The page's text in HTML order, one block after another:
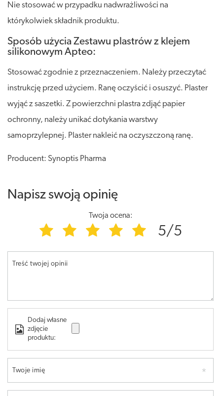
Nie stosować w przypadku nadwrażliwości na
którykolwiek składnik produktu.
Sposób użycia Zestawu plastrów z klejem
silikonowym Apteo:
Stosować zgodnie z przeznaczeniem. Należy przeczytać
instrukcję przed użyciem. Ranę oczyścić i osuszyć. Plaster
wyjąć z saszetki. Z powierzchni plastra zdjąć papier
ochronny, należy unikać dotykania warstwy
samoprzylepnej. Plaster nakleić na oczyszczoną ranę.
Producent: Synoptis Pharma
Napisz swoją opinię
Twoja ocena:
5/5
Treść twojej opinii
Dodaj własne
zdjęcie
produktu:
Twoje imię